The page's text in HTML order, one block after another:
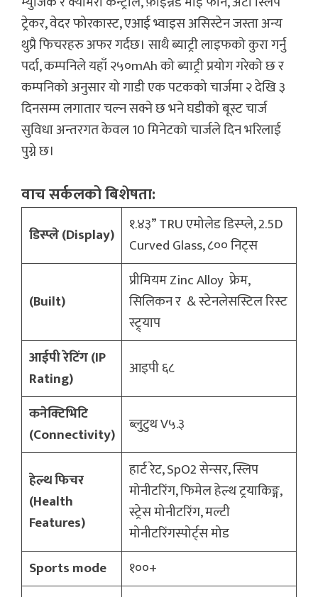
ट्रेकर, वेदर फोरकास्ट, एआई भ्वाइस असिस्टेन जस्ता अन्य
थुप्रै फिचरहरु अफर गर्दछ। साथै ब्याट्री लाइफको कुरा गर्नु
पर्दा, कम्पनिले यहाँ २५०mAh को ब्याट्री प्रयोग गरेको छ र
कम्पनिको अनुसार यो गाडी एक पटकको चार्जमा २ देखि ३
दिनसम्म लगातार चल्न सक्ने छ भने घडीको बूस्ट चार्ज
सुविधा अन्तरगत केवल 10 मिनेटको चार्जले दिन भरिलाई
पुग्ने छ।
वाच सर्कलको बिशेषता:
डिस्प्ले (Display)
१.४३” TRU एमोलेड डिस्प्ले, 2.5D
Curved Glass, ८०० निट्स
(Built)
प्रीमियम Zinc Alloy फ्रेम,
सिलिकन र & स्टेनलेसस्टिल रिस्ट
स्ट्र्याप
आईपी रेटिंग (IP
Rating)
आइपी ६८
कनेक्टिभिटि
(Connectivity)
ब्लुटुथ V५.३
हेल्थ फिचर
(Health
Features)
हार्ट रेट, SpO2 सेन्सर, स्लिप
मोनीटरिंग, फिमेल हेल्थ ट्रयाकिङ्ग,
स्ट्रेस मोनीटरिंग, मल्टी
मोनीटरिंगस्पोर्ट्स मोड
Sports mode
१००+